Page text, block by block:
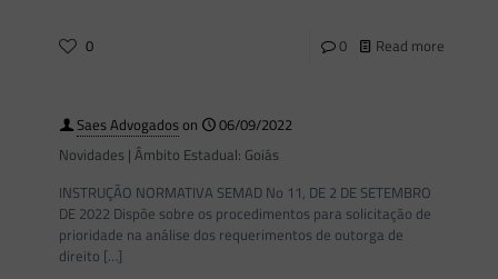
0 0 Read more
Saes Advogadoson
06/09/2022
Novidades | Âmbito Estadual: Goiás
INSTRUÇÃO NORMATIVA SEMAD No 11, DE 2 DE SETEMBRO
DE 2022 Dispõe sobre os procedimentos para solicitação de
prioridade na análise dos requerimentos de outorga de
direito […]